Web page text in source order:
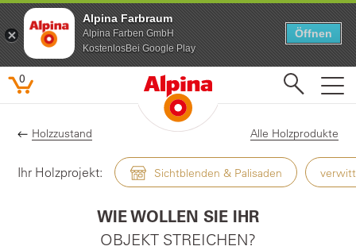
0
Holzzustand Alle Holzprodukte
Ihr Holzprojekt: Sichtblenden & Palisaden
WIE WOLLEN SIE IHR
OBJEKT STREICHEN?
Alpina Farbraum
Alpina Farben GmbH
KostenlosBei Google Play
Öffnen